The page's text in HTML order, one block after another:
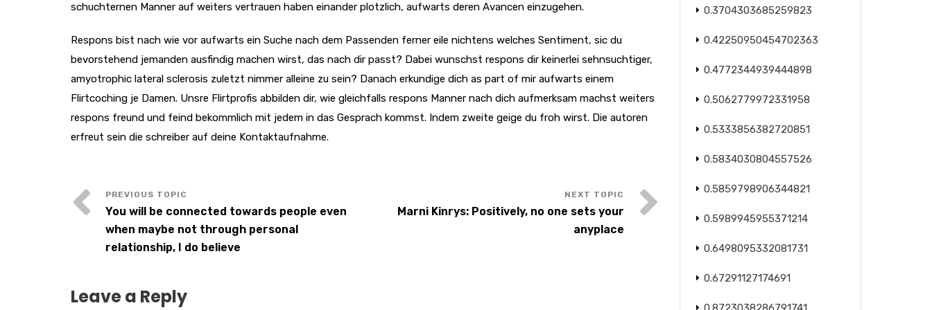
schuchternen Manner auf weiters vertrauen haben einander plotzlich, aufwarts deren Avancen einzugehen.
Respons bist nach wie vor aufwarts ein Suche nach dem Passenden ferner eile nichtens welches Sentiment, sic du
bevorstehend jemanden ausfindig machen wirst, das nach dir passt? Dabei wunschst respons dir keinerlei sehnsuchtiger,
amyotrophic lateral sclerosis zuletzt nimmer alleine zu sein? Danach erkundige dich as part of mir aufwarts einem
Flirtcoching je Damen. Unsre Flirtprofis abbilden dir, wie gleichfalls respons Manner nach dich aufmerksam machst weiters
respons freund und feind bekommlich mit jedem in das Gesprach kommst. Indem zweite geige du froh wirst. Die autoren
erfreut sein die schreiber auf deine Kontaktaufnahme.
You will be connected towards people even
when maybe not through personal
relationship, I do believe
Marni Kinrys: Positively, no one sets your
anyplace
Leave a Reply
0.3704303685259823
0.42250950454702363
0.4772344939444898
0.5062779972331958
0.5333856382720851
0.5834030804557526
0.5859798906344821
0.5989945955371214
0.6498095332081731
0.67291127174691